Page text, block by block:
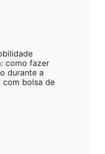
como fazer
durante a
com bolsa de